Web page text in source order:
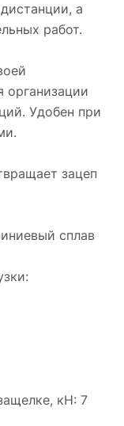
а
работ.
Удобен при
зацеп
сплав
кН: 7